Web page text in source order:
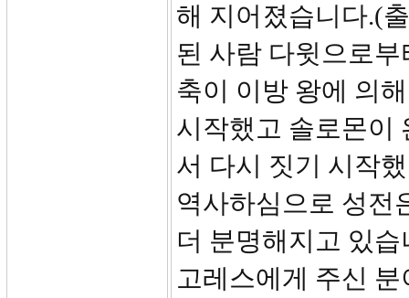
해 지어졌습니다.(
된 사람 다윗으로
축이 이방 왕에 의
시작했고 솔로몬이
서 다시 짓기 시작
역사하심으로 성전
더 분명해지고 있
고레스에게 주신